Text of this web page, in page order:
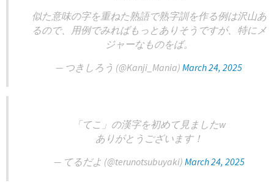
似た意味の字を重ねた熟語で熟字訓を作る例は沢山あ
るので、用例でみればもっとありそうですが、特にメ
ジャーなものをば。
— つきしろう (@Kanji_Mania) March 24, 2025
「てこ」の漢字を初めて見ましたw
ありがとうございます！
— てるだよ (@terunotsubuyaki) March 24, 2025